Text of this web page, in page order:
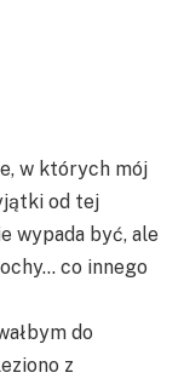
w których mój
od tej
wypada być, ale
co innego
do
z